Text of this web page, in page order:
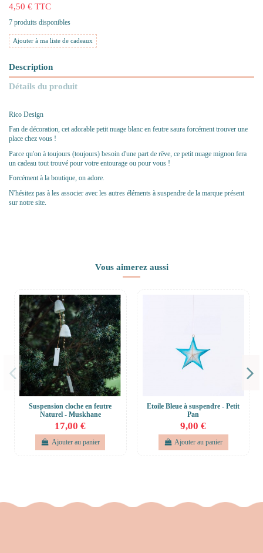
4,50 € TTC
7 produits disponibles
Ajouter à ma liste de cadeaux
Description
Détails du produit
Rico Design
Fan de décoration, cet adorable petit nuage blanc en feutre saura forcément trouver une
place chez vous !
Parce qu'on à toujours (toujours) besoin d'une part de rêve, ce petit nuage mignon fera
un cadeau tout trouvé pour votre entourage ou pour vous !
Forcément à la boutique, on adore.
N'hésitez pas à les associer avec les autres éléments à suspendre de la marque présent
sur notre site.
Vous aimerez aussi
Suspension cloche en feutre
Naturel - Muskhane
17,00 €
Ajouter au panier
Etoile Bleue à suspendre - Petit
Pan
9,00 €
Ajouter au panier